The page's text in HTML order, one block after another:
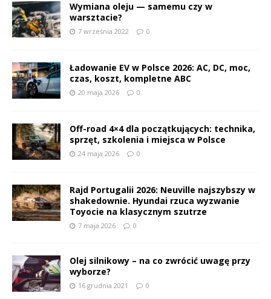
Wymiana oleju — samemu czy w
warsztacie?
7 września 2022 0
Ładowanie EV w Polsce 2026: AC, DC, moc,
czas, koszt, kompletne ABC
20 maja 2026 0
Off-road 4×4 dla początkujących: technika,
sprzęt, szkolenia i miejsca w Polsce
24 maja 2026 0
Rajd Portugalii 2026: Neuville najszybszy w
shakedownie. Hyundai rzuca wyzwanie
Toyocie na klasycznym szutrze
7 maja 2026 0
Olej silnikowy – na co zwrócić uwagę przy
wyborze?
16 grudnia 2021 0